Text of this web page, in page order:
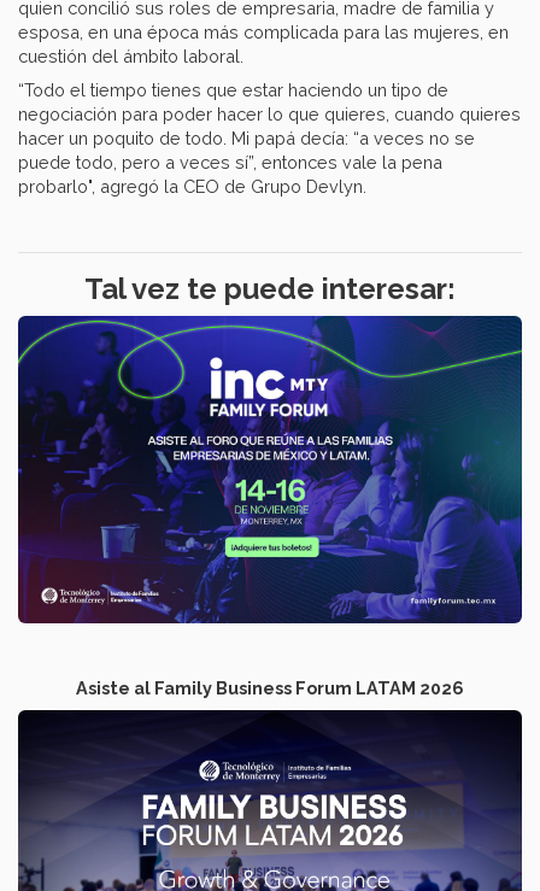
quien concilió sus roles de empresaria, madre de familia y
esposa, en una época más complicada para las mujeres, en
cuestión del ámbito laboral.
“Todo el tiempo tienes que estar haciendo un tipo de
negociación para poder hacer lo que quieres, cuando quieres
hacer un poquito de todo. Mi papá decía: “a veces no se
puede todo, pero a veces sí”, entonces vale la pena
probarlo", agregó la CEO de Grupo Devlyn.
Tal vez te puede interesar:
Asiste al Family Business Forum LATAM 2026